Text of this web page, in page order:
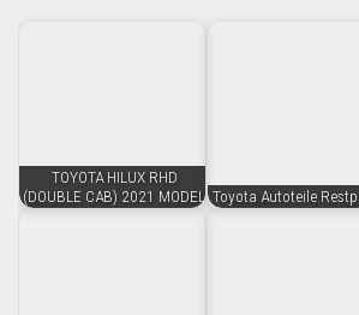
TOYOTA HILUX RHD
(DOUBLE CAB) 2021 MODEL Toyota Autoteile